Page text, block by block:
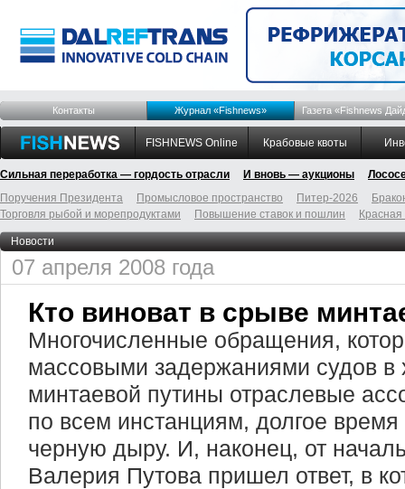
Контакты Журнал «Fishnews» Газета «Fishnews
FISHNEWS Online Крабовые квоты
Сильная переработка — гордость отрасли И вновь — аукционы
Поручения Президента
Промысловое пространство Питер-2026
Торговля рыбой и морепродуктами
Повышение ставок и пошлин
Новости
07 апреля 2008 года
Кто виноват в срыве
Многочисленные обращения,
массовыми задержаниями судов в
минтаевой путины отраслевые
по всем инстанциям, долгое
черную дыру. И, наконец, от
Валерия Путова пришел ответ, в